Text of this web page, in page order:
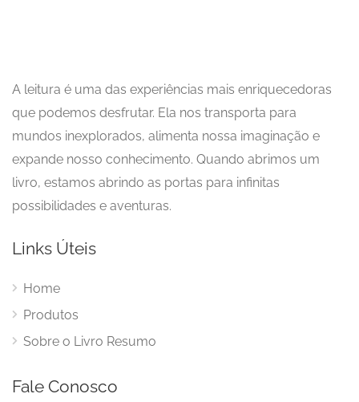
A leitura é uma das experiências mais enriquecedoras
que podemos desfrutar. Ela nos transporta para
mundos inexplorados, alimenta nossa imaginação e
expande nosso conhecimento. Quando abrimos um
livro, estamos abrindo as portas para infinitas
possibilidades e aventuras.
Links Úteis
Home
Produtos
Sobre o Livro Resumo
Fale Conosco